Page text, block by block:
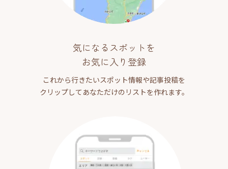
気になるスポットを
お気に入り登録
これから行きたいスポット情報や記事投稿を
クリップしてあなただけのリストを作れます。